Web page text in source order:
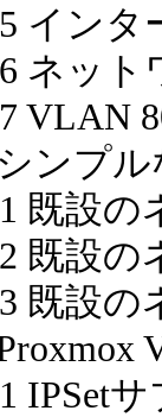
インタ
ネット
VLAN
ンプ
既設
既設
既設の
IPSet